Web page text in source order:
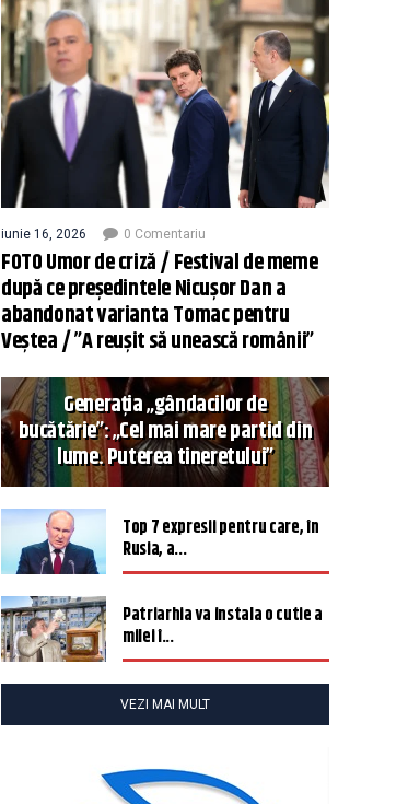
iunie 16, 2026 0 Comentariu
FOTO Umor de criză / Festival de meme
după ce președintele Nicușor Dan a
abandonat varianta Tomac pentru
Veștea / ”A reușit să unească românii”
Generația „gândacilor de
bucătărie”: „Cel mai mare partid din
lume. Puterea tineretului”
Top 7 expresii pentru care, în
Rusia, a...
Patriarhia va instala o cutie a
milei î...
VEZI MAI MULT